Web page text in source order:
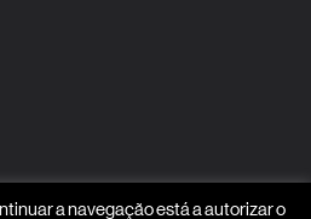
a navegação está a autorizar o